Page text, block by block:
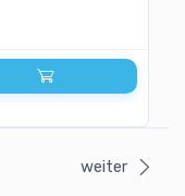
weiter